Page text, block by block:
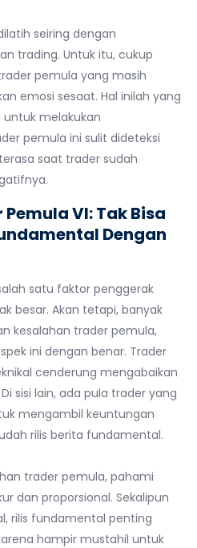
seiring dengan
trading. Untuk itu, cukup
pemula yang masih
emosi sesaat. Hal inilah yang
melakukan
pemula ini sulit dideteksi
saat trader sudah
VI: Tak Bisa
Dengan
satu faktor penggerak
besar. Akan tetapi, banyak
kesalahan trader pemula,
ini dengan benar. Trader
cenderung mengabaikan
sisi lain, ada pula trader yang
mengambil keuntungan
rilis berita fundamental.
trader pemula, pahami
dan proporsional. Sekalipun
rilis fundamental penting
hampir mustahil untuk